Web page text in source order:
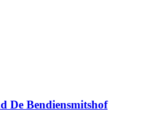
De Bendiensmitshof